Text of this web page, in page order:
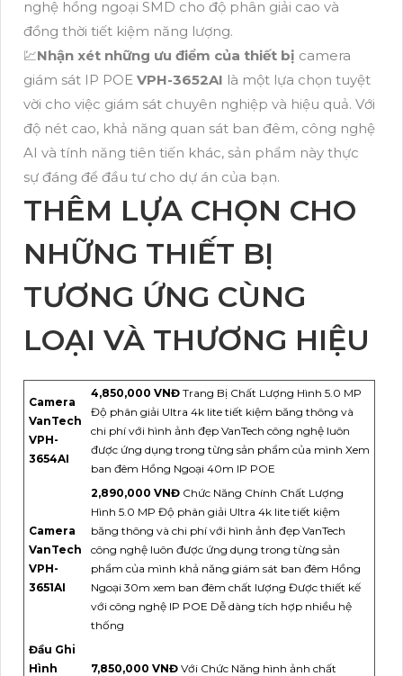
nghệ hồng ngoại SMD cho độ phân giải cao và
đồng thời tiết kiệm năng lượng.
💹Nhận xét những ưu điểm của thiết bị camera
giám sát IP POE VPH-3652AI là một lựa chọn tuyệt
vời cho việc giám sát chuyên nghiệp và hiệu quả. Với
độ nét cao, khả năng quan sát ban đêm, công nghệ
AI và tính năng tiên tiến khác, sản phẩm này thực
sự đáng để đầu tư cho dự án của bạn.
THÊM LỰA CHỌN CHO
NHỮNG THIẾT BỊ
TƯƠNG ỨNG CÙNG
LOẠI VÀ THƯƠNG HIỆU
Camera
VanTech
VPH-
3654AI
4,850,000 VNĐ Trang Bị Chất Lượng Hình 5.0 MP
Độ phân giải Ultra 4k lite tiết kiệm băng thông và
chi phí với hình ảnh đẹp VanTech công nghệ luôn
được ứng dụng trong từng sản phẩm của mình Xem
ban đêm Hồng Ngoại 40m IP POE
Camera
VanTech
VPH-
3651AI
2,890,000 VNĐ Chức Năng Chính Chất Lượng
Hình 5.0 MP Độ phân giải Ultra 4k lite tiết kiệm
băng thông và chi phí với hình ảnh đẹp VanTech
công nghệ luôn được ứng dụng trong từng sản
phẩm của mình khả năng giám sát ban đêm Hồng
Ngoại 30m xem ban đêm chất lượng Được thiết kế
với công nghệ IP POE Dễ dàng tích hợp nhiều hệ
thống
Đầu Ghi
Hình
7,850,000 VNĐ Với Chức Năng hình ảnh chất